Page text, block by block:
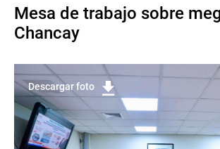
Mesa de trabajo sobre
Chancay
Descargar foto